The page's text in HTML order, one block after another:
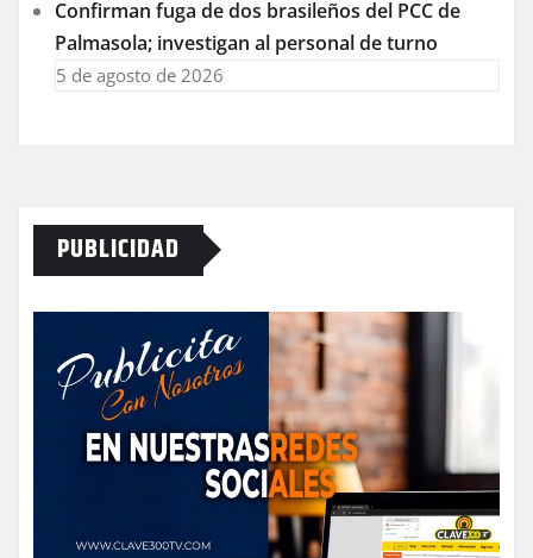
Confirman fuga de dos brasileños del PCC de
Palmasola; investigan al personal de turno
5 de agosto de 2026
PUBLICIDAD